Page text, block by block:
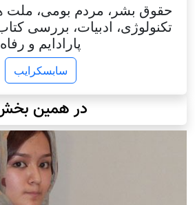
حقوق بشر، مردم بومی، ملت
تکنولوژی، ادبیات، بررسی
پارادایم و رفاه
سابسکرایب
در همین